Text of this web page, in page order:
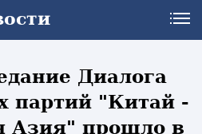
Диалога
партий "Китай -
Азия" прошло в